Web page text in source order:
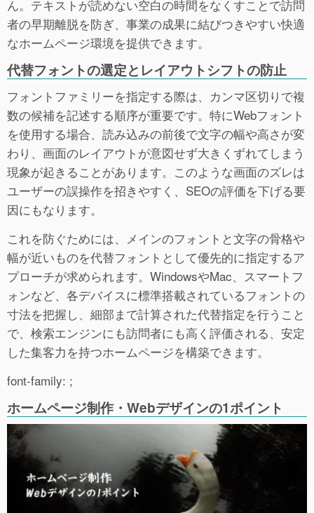
ん。テキストが読めない空白の時間をなくすことで訪問
者の早期離脱を防ぎ、事業の成果に結びつきやすい快適
なホームページ環境を提供できます。
代替フォントの選定とレイアウトシフトの防止
フォントファミリーを指定する際は、カンマ区切りで複
数の候補を記述する順序が重要です。特にWebフォント
を使用する場合、読み込みの前後で文字の幅や高さが変
わり、画面のレイアウトが意図せず大きくずれてしまう
現象が起きることがあります。このような画面のズレは
ユーザーの誤操作を招きやすく、SEOの評価を下げる要
因にもなります。
これを防ぐためには、メインのフォントと文字の骨格や
幅が近いものを代替フォントとして優先的に指定するア
プローチが求められます。WindowsやMac、スマートフ
ォンなど、各デバイスに標準搭載されているフォントの
寸法を把握し、細部まで計算された代替指定を行うこと
で、検索エンジンにも訪問者にも高く評価される、安定
した集客力を持つホームページを構築できます。
font-family: ;
ホームページ制作・Webデザインの1ポイント